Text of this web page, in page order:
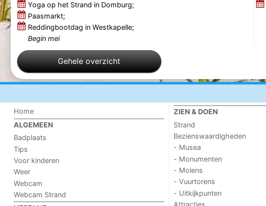
Yoga op het Strand in Domburg;
Paasmarkt;
Reddingbootdag in Westkapelle;
Begin mei
Gehele overzicht
Home
ALGEMEEN
Badplaats
Tips
Voor kinderen
Weer
Webcam
Webcam Strand
ZIEN & DOEN
Strand
Bezienswaardigheden
- Musea
- Monumenten
- Molens
- Vuurtorens
- Uitkijkpunten